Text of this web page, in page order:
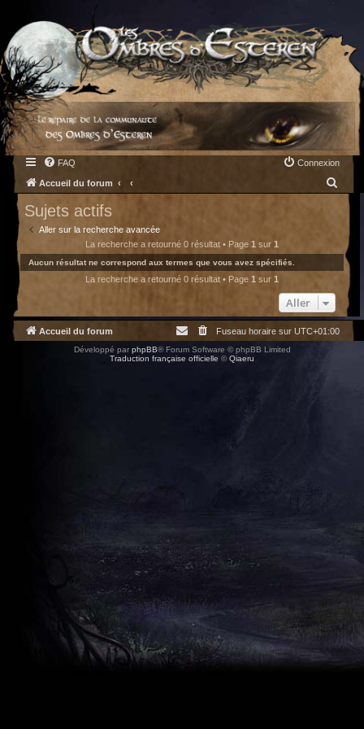
FAQ Connexion
Accueil du forum
h
Sujets actifs
Aller sur la recherche avancée
La recherche a retourné 0 résultat • Page 1 sur 1
Aucun résultat ne correspond aux termes que vous avez spécifiés.
La recherche a retourné 0 résultat • Page 1 sur 1
Aller
Accueil du forum Fuseau horaire sur UTC+01:00
Développé par phpBB® Forum Software © phpBB Limited
Traduction française officielle ©Qiaeru